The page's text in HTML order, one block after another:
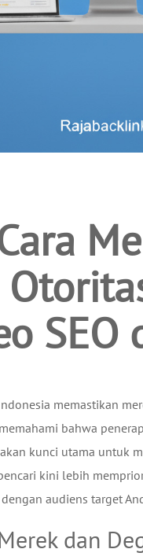
SEO
memastikan
bahwa
kunci utama untuk
kini lebih
audiens target
dan